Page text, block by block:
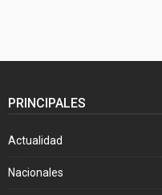
PRINCIPALES
Actualidad
Nacionales